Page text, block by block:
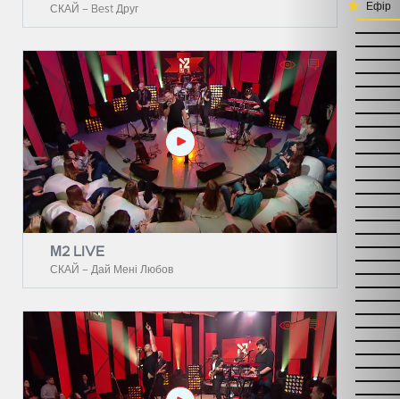
СКАЙ – Best Друг
М2 LIVE
СКАЙ – Дай Мені Любов
Ефір